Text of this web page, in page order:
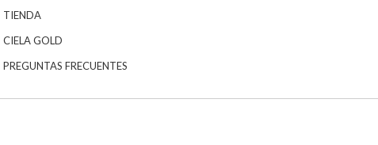
TIENDA
CIELA GOLD
PREGUNTAS FRECUENTES